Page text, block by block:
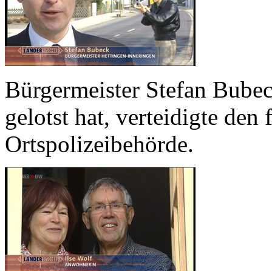
Bürgermeister Stefan
gelotst hat, verteidigte
Ortspolizeibehörde.